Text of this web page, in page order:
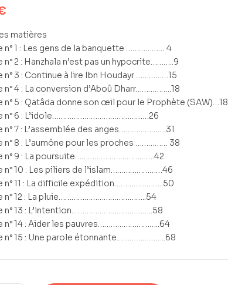
matières
n° 1 : Les gens de la banquette ……………… 4
2 : Hanzhala n’est pas un hypocrite………..9
n° 3 : Continue à lire Ibn Houdayr ……………15
n° 4 : La conversion d’Aboû Dharr……………..18
n° 5 : Qatâda donne son œil pour le Prophète (SAW)…18
n° 6 : L’idole………………………………………26
n° 7 : L’assemblée des anges………………….31
n° 8 : L’aumône pour les proches …………… 38
n° 9 : La poursuite……………………………….42
n° 10 : Les piliers de l’islam……………………46
n° 11 : La difficile expédition…………………..50
n° 12 : La pluie…………………………………..54
n° 13 : L’intention………………………………..58
n° 14 : Aider les pauvres………………………..64
n° 15 : Une parole étonnante…………………..68